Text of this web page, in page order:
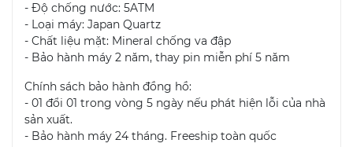
- Độ chống nước: 5ATM
- Loại máy: Japan Quartz
- Chất liệu mặt: Mineral chống va đập
- Bảo hành máy 2 năm, thay pin miễn phí 5 năm
Chính sách bảo hành đồng hồ:
- 01 đổi 01 trong vòng 5 ngày nếu phát hiện lỗi của nhà
sản xuất.
- Bảo hành máy 24 tháng. Freeship toàn quốc